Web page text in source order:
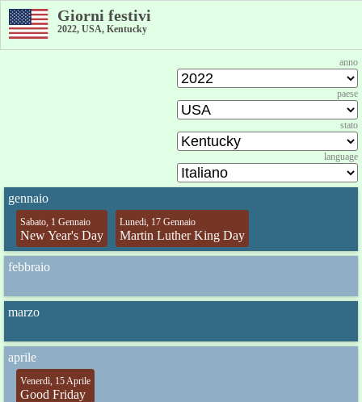
Giorni festivi
2022, USA, Kentucky
anno
paese
stato
language
gennaio
Sabato, 1 Gennaio
New Year's Day
Lunedi, 17 Gennaio
Martin Luther King Day
febbraio
marzo
aprile
Venerdì, 15 Aprile
Good Friday